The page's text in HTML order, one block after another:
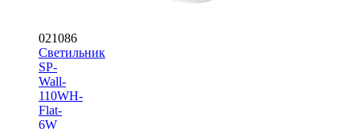
021086
Светильник
SP-
Wall-
110WH-
Flat-
6W